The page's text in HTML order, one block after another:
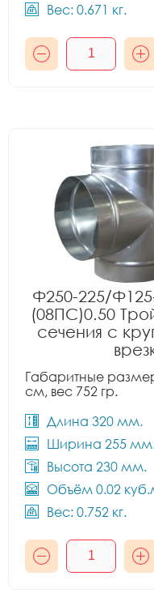
Вес: 0.671 кг.
Ф250-225/
(08ПС)0.50
сечения с
Габаритные
см, вес 752 гр.
Длина 320 мм.
Ширина 255
Высота 230 мм.
Объём 0.02
Вес: 0.752 кг.